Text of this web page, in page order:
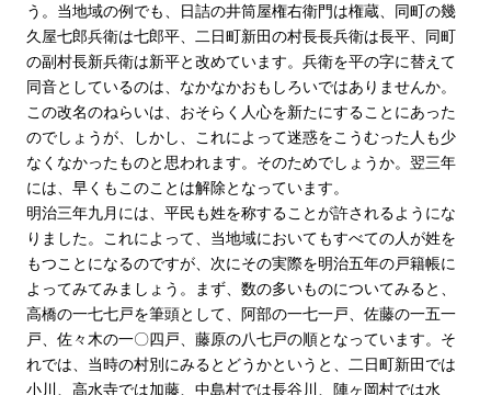
う。当地域の例でも、日詰の井筒屋権右衛門は権蔵、同町の幾
久屋七郎兵衛は七郎平、二日町新田の村長長兵衛は長平、同町
の副村長新兵衛は新平と改めています。兵衛を平の字に替えて
同音としているのは、なかなかおもしろいではありませんか。
この改名のねらいは、おそらく人心を新たにすることにあった
のでしょうが、しかし、これによって迷惑をこうむった人も少
なくなかったものと思われます。そのためでしょうか。翌三年
には、早くもこのことは解除となっています。
明治三年九月には、平民も姓を称することが許されるようにな
りました。これによって、当地域においてもすべての人が姓を
もつことになるのですが、次にその実際を明治五年の戸籍帳に
よってみてみましょう。まず、数の多いものについてみると、
高橋の一七七戸を筆頭として、阿部の一七一戸、佐藤の一五一
戸、佐々木の一〇四戸、藤原の八七戸の順となっています。そ
れでは、当時の村別にみるとどうかというと、二日町新田では
小川、高水寺では加藤、中島村では長谷川、陣ヶ岡村では水